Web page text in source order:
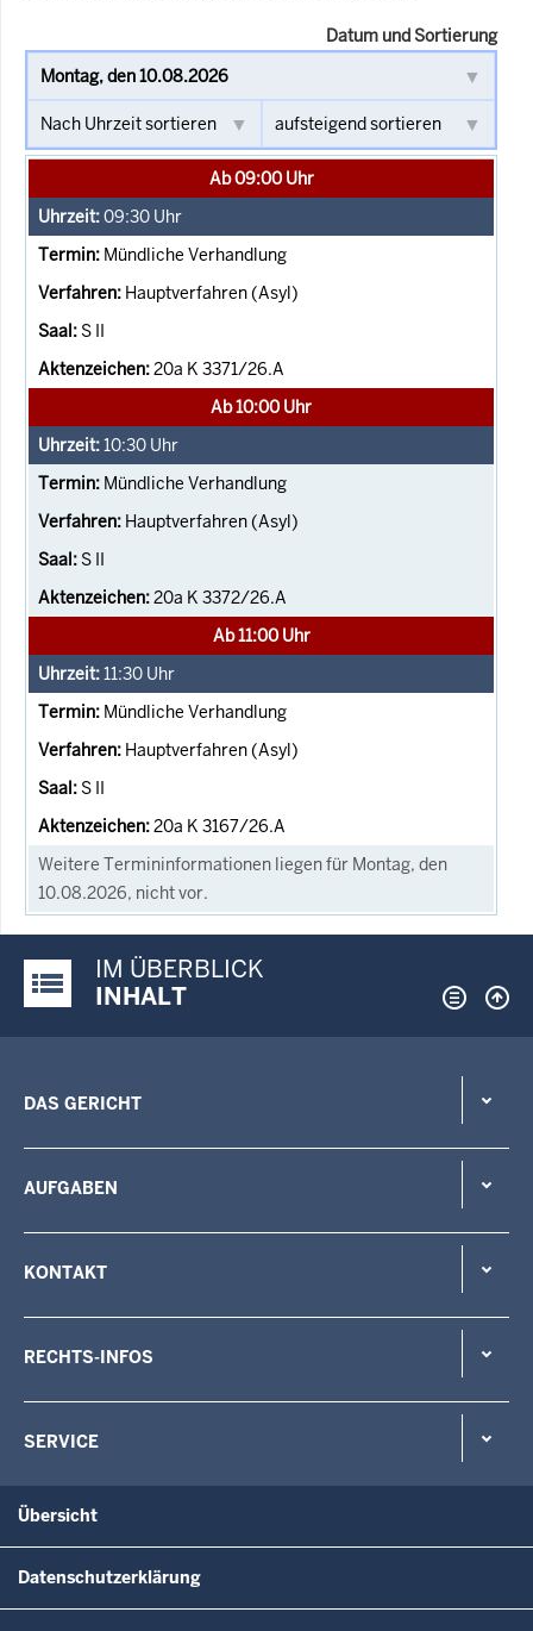
Datum und Sortierung
Ab 09:00 Uhr
09:30 Uhr
Mündliche Verhandlung
Hauptverfahren (Asyl)
S II
20a K 3371/26.A
Ab 10:00 Uhr
10:30 Uhr
Mündliche Verhandlung
Hauptverfahren (Asyl)
S II
20a K 3372/26.A
Ab 11:00 Uhr
11:30 Uhr
Mündliche Verhandlung
Hauptverfahren (Asyl)
S II
20a K 3167/26.A
Weitere Termininformationen liegen für Montag, den
10.08.2026, nicht vor.
Justiz-Portal im Überblick:
IM ÜBERBLICK
INHALT
DAS GERICHT
AUFGABEN
KONTAKT
RECHTS-INFOS
SERVICE
Übersicht
Datenschutzerklärung